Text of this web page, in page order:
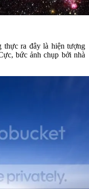
thực ra đây là hiện tượng
bức ảnh chụp bởi nhà